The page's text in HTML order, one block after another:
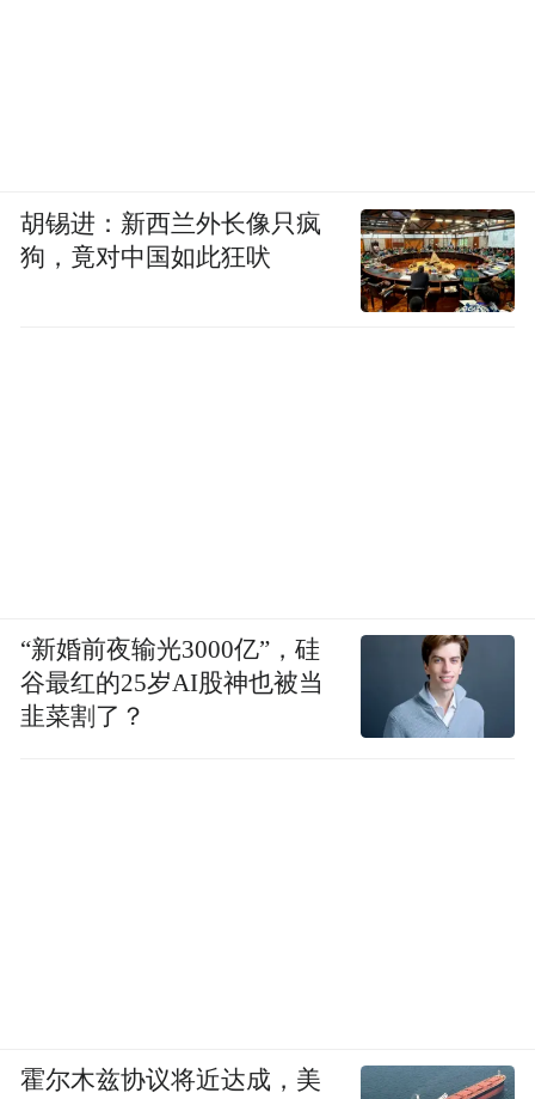
返回休息室
沈星宇在学青会比赛中。
以及更多身心全面发展的阳光学子
胡锡进：新西兰外长像只疯
狗，竟对中国如此狂吠
“新婚前夜输光3000亿”，硅
谷最红的25岁AI股神也被当
韭菜割了？
霍尔木兹协议将近达成，美